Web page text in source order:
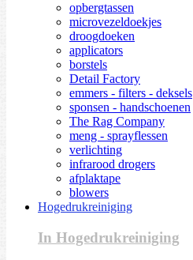
opbergtassen
microvezeldoekjes
droogdoeken
applicators
borstels
Detail Factory
emmers - filters - deksels
sponsen - handschoenen
The Rag Company
meng - sprayflessen
verlichting
infrarood drogers
afplaktape
blowers
Hogedrukreiniging
In Hogedrukreiniging